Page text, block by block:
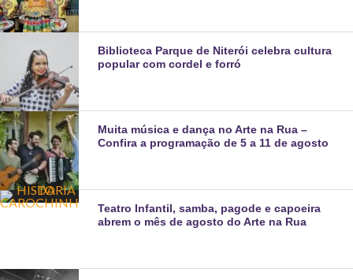
Biblioteca Parque de Niterói celebra cultura
popular com cordel e forró
Muita música e dança no Arte na Rua –
Confira a programação de 5 a 11 de agosto
Teatro Infantil, samba, pagode e capoeira
abrem o mês de agosto do Arte na Rua